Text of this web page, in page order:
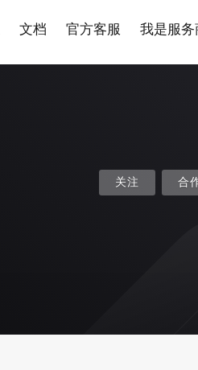
文档 官方客服 我是服务
关注 合